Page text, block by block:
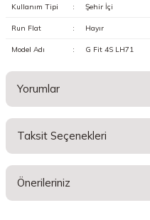
Kullanım Tipi : Şehir İçi
Run Flat : Hayır
Model Adı : G Fit 4S LH71
Yorumlar
Taksit Seçenekleri
Önerileriniz